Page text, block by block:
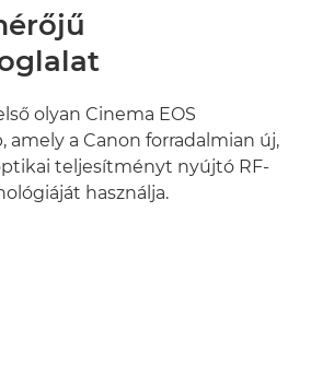
INTERFÉSZ
olyan Cinema EOS
amely a Canon forradalmian új,
teljesítményt nyújtó RF-
használja.